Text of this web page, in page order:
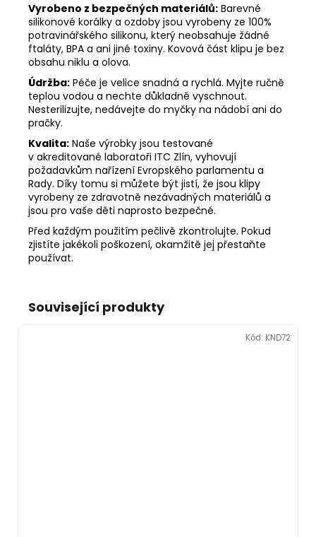
Vyrobeno z bezpečných materiálů: Barevné
silikonové korálky a ozdoby jsou vyrobeny ze 100%
potravinářského silikonu, který neobsahuje žádné
ftaláty, BPA a ani jiné toxiny. Kovová část klipu je bez
obsahu niklu a olova.
Údržba: Péče je velice snadná a rychlá. Myjte ručně
teplou vodou a nechte důkladně vyschnout.
Nesterilizujte, nedávejte do myčky na nádobí ani do
pračky.
Kvalita: Naše výrobky jsou testované
v akreditované laboratoři ITC Zlín, vyhovují
požadavkům nařízení Evropského parlamentu a
Rady. Díky tomu si můžete být jistí, že jsou klipy
vyrobeny ze zdravotně nezávadných materiálů a
jsou pro vaše děti naprosto bezpečné.
Před každým použitím pečlivě zkontrolujte. Pokud
zjistíte jakékoli poškození, okamžitě jej přestaňte
používat.
Související produkty
Kód: KND72